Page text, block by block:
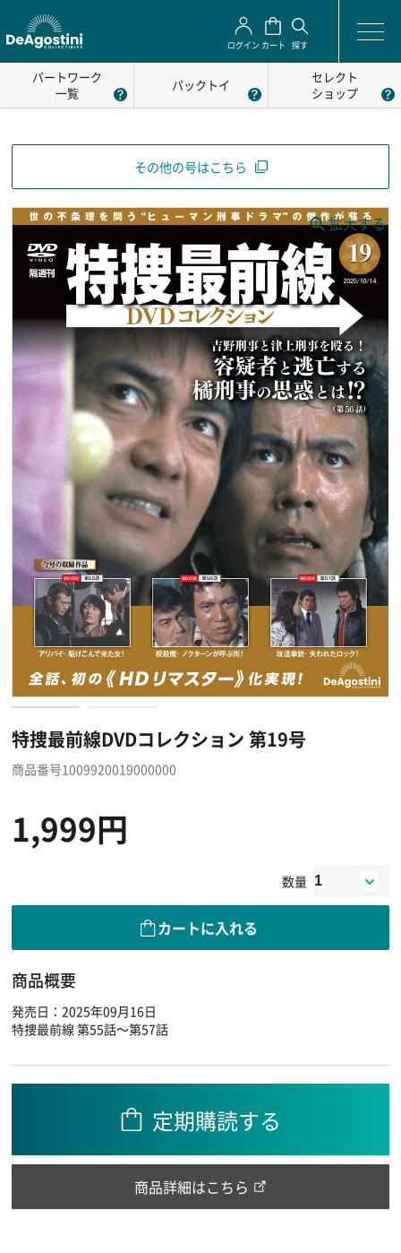
ログイン カート 探す
パートワーク
一覧
パックトイ
セレクト
ショップ
その他の号はこちら
特捜最前線DVDコレクション 第19号
商品番号1009920019000000
1,999円
数量
カートに入れる
商品概要
発売日：2025年09月16日
特捜最前線 第55話～第57話
定期購読する
商品詳細はこちら